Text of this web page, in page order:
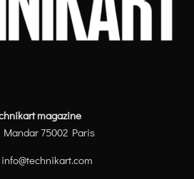
magazine
Mandar 75002 Paris
info@technikart.com